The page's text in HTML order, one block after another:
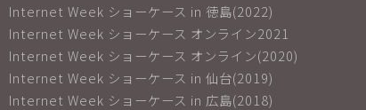
Internet Week ショーケース in 徳島(2022)
Internet Week ショーケース オンライン2021
Internet Week ショーケース オンライン(2020)
Internet Week ショーケース in 仙台(2019)
Internet Week ショーケース in 広島(2018)